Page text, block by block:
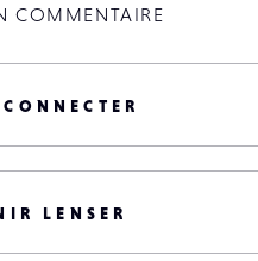
COMMENTAIRE
LENSER